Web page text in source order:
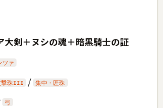
大剣＋ヌシの魂＋暗黒騎士の証
ツァ
撃珠III / 集中・匠珠
弓